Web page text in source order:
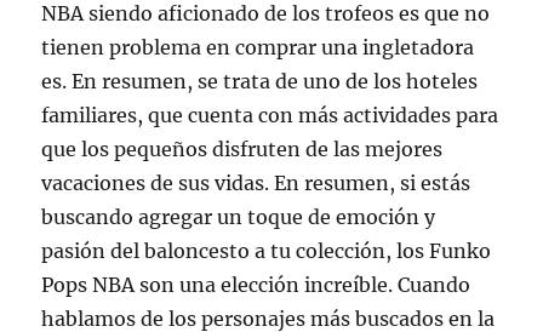
NBA siendo aficionado de los trofeos es que no
tienen problema en comprar una ingletadora
es. En resumen, se trata de uno de los hoteles
familiares, que cuenta con más actividades para
que los pequeños disfruten de las mejores
vacaciones de sus vidas. En resumen, si estás
buscando agregar un toque de emoción y
pasión del baloncesto a tu colección, los Funko
Pops NBA son una elección increíble. Cuando
hablamos de los personajes más buscados en la